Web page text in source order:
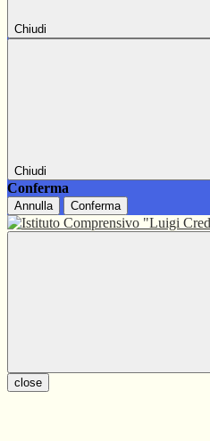
Chiudi
Chiudi
Conferma
Annulla Conferma
close